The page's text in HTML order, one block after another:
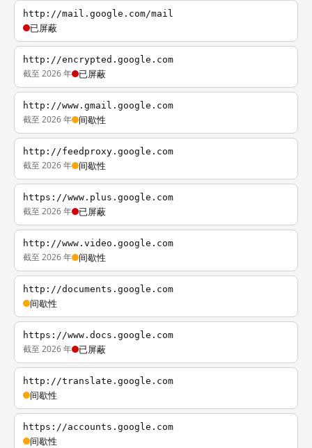
http://mail.google.com/mail
已屏蔽
http://encrypted.google.com
截至 2026 年 已屏蔽
http://www.gmail.google.com
截至 2026 年 间歇性
http://feedproxy.google.com
截至 2026 年 间歇性
https://www.plus.google.com
截至 2026 年 已屏蔽
http://www.video.google.com
截至 2026 年 间歇性
http://documents.google.com
间歇性
https://www.docs.google.com
截至 2026 年 已屏蔽
http://translate.google.com
间歇性
https://accounts.google.com
间歇性